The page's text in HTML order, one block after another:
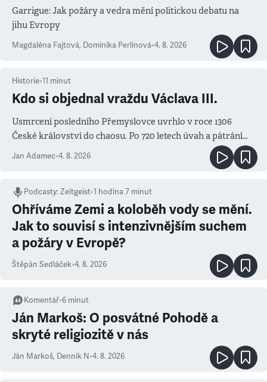
Garrigue: Jak požáry a vedra mění politickou debatu na
jihu Evropy
Magdaléna Fajtová, Dominika Perlínová•4. 8. 2026
Historie•11 minut
Kdo si objednal vraždu Václava III.
Usmrcení posledního Přemyslovce uvrhlo v roce 1306
České království do chaosu. Po 720 letech úvah a pátrání
známe jména podezřelých
Jan Adamec•4. 8. 2026
Podcasty:Zeitgeist•1 hodina 7 minut
Ohříváme Zemi a koloběh vody se mění.
Jak to souvisí s intenzivnějším suchem
a požáry v Evropě?
Štěpán Sedláček•4. 8. 2026
Komentář•6 minut
Ján Markoš: O posvátné Pohodě a
skryté religiozitě v nás
Ján Markoš, Denník N•4. 8. 2026